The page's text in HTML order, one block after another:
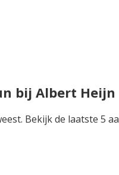
bij Albert Heijn
Bekijk de laatste 5